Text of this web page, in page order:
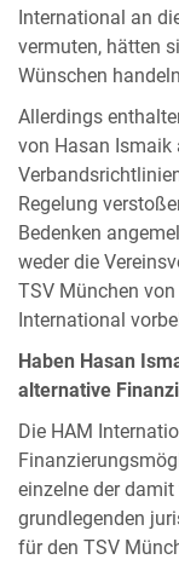
International an
vermuten, hätten
Wünschen
Allerdings
von Hasan Ismaik
Regelung
Bedenken
weder die
TSV München
International
Haben Hasan
alternative
Die HAM
einzelne der
grundlegenden
für den TSV